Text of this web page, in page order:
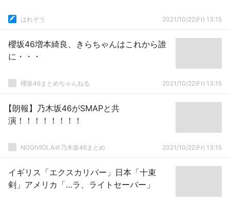
はれぞう 2021/10/22(Fr) 13:15
櫻坂46増本綺良、きらちゃんはこれから誰
に・・・
櫻坂46まとめちゃんねる 2021/10/22(Fr) 13:15
【朗報】乃木坂46がSMAPと共
演！！！！！！！！
NOGIVIOLA＠乃木坂46まとめ 2021/10/22(Fr) 13:15
イギリス「エクスカリバー」日本「十束
剣」アメリカ「…ラ、ライトセーバー」